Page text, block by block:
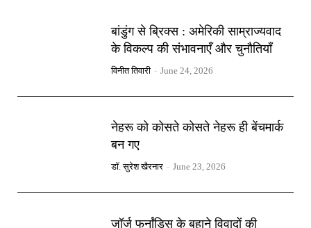
बांडुंग से ब्रिक्स : अमेरिकी साम्राज्यवाद
के विकल्प की संभावनाएँ और चुनौतियाँ
विनीत तिवारी - June 24, 2026
नेहरू को कोसते कोसते नेहरू ही बेंचमार्क
बन गए
डॉ. सुरेश खैरनार - June 23, 2026
जॉर्ज फर्नांडिस के बहाने विवादों की